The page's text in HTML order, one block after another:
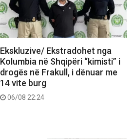
Ekskluzive/ Ekstradohet nga
Kolumbia në Shqipëri “kimisti” i
drogës në Frakull, i dënuar me
14 vite burg
06/08 22:24